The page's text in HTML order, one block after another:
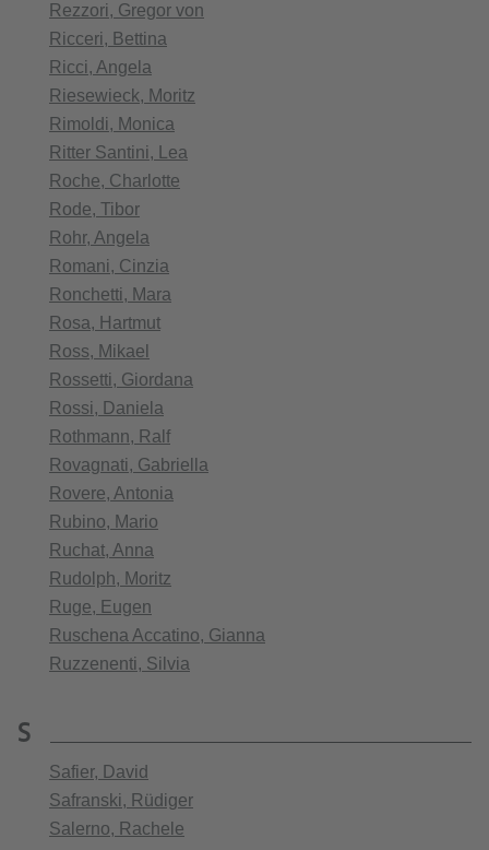
Rezzori, Gregor von
Ricceri, Bettina
Ricci, Angela
Riesewieck, Moritz
Rimoldi, Monica
Ritter Santini, Lea
Roche, Charlotte
Rode, Tibor
Rohr, Angela
Romani, Cinzia
Ronchetti, Mara
Rosa, Hartmut
Ross, Mikael
Rossetti, Giordana
Rossi, Daniela
Rothmann, Ralf
Rovagnati, Gabriella
Rovere, Antonia
Rubino, Mario
Ruchat, Anna
Rudolph, Moritz
Ruge, Eugen
Ruschena Accatino, Gianna
Ruzzenenti, Silvia
S
Safier, David
Safranski, Rüdiger
Salerno, Rachele